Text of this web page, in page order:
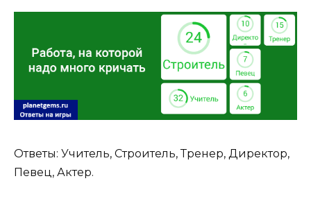
Ответы: Учитель, Строитель, Тренер, Директор,
Певец, Актер.